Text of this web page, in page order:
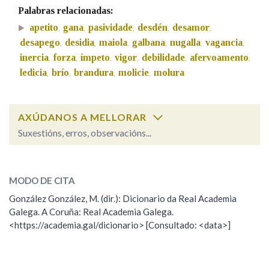
Nos exemplos
Na fraseoloxía
Pertence a
Palabras relacionadas:
apetito, gana, pasividade, desdén, desamor,
desapego, desidia, maiola, galbana, nugalla, vagancia,
inercia, forza, ímpeto, vigor, debilidade, afervoamento,
ledicia, brío, brandura, molicie, molura
AXÚDANOS A MELLORAR
Suxestións, erros, observacións...
ESCOLLE UNHA OPCIÓN:
Observación Hai un erro na palabra
Propoño mellorar a definición
MODO DE CITA
González González, M. (dir.): Dicionario da Real Academia
Galega. A Coruña: Real Academia Galega.
<https://academia.gal/dicionario> [Consultado: <data>]